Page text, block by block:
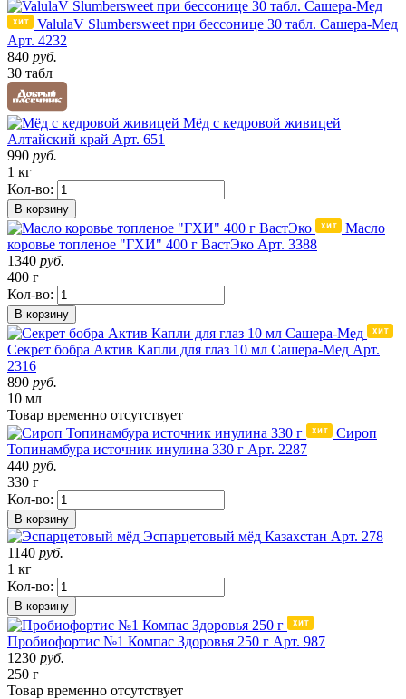
ValulaV Slumbersweet при бессонице 30 табл. Сашера-Мед
Арт. 4232
840 руб.
30 табл
Мёд с кедровой живицей
Алтайский край Арт. 651
990 руб.
1 кг
Кол-во:
В корзину
Масло
коровье топленое "ГХИ" 400 г ВастЭко Арт. 3388
1340 руб.
400 г
Кол-во:
В корзину
Секрет бобра Актив Капли для глаз 10 мл Сашера-Мед Арт.
2316
890 руб.
10 мл
Товар временно отсутствует
Сироп
Топинамбура источник инулина 330 г Арт. 2287
440 руб.
330 г
Кол-во:
В корзину
Эспарцетовый мёд Казахстан Арт. 278
1140 руб.
1 кг
Кол-во:
В корзину
Пробиофортис №1 Компас Здоровья 250 г Арт. 987
1230 руб.
250 г
Товар временно отсутствует